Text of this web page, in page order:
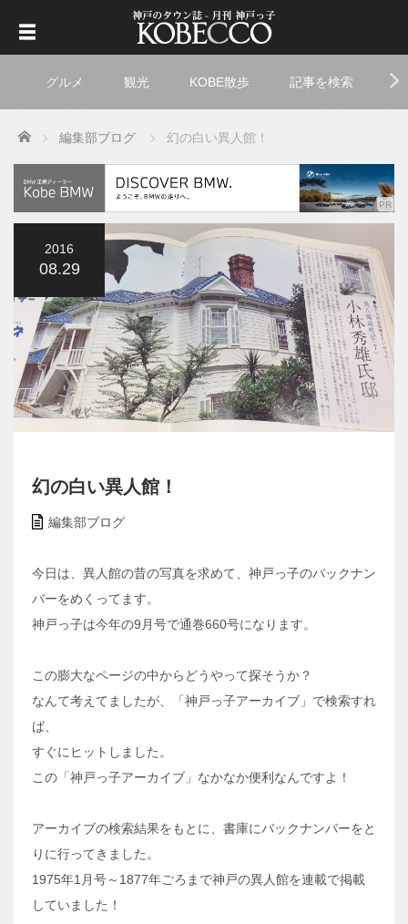
グルメ 観光 KOBE散歩 記事を検索
Home 編集部ブログ 幻の白い異人館！
2016
08.29
幻の白い異人館！
編集部ブログ
今日は、異人館の昔の写真を求めて、神戸っ子のバックナン
バーをめくってます。
神戸っ子は今年の9月号で通巻660号になります。
この膨大なページの中からどうやって探そうか？
なんて考えてましたが、「神戸っ子アーカイブ」で検索すれ
ば、
すぐにヒットしました。
この「神戸っ子アーカイブ」なかなか便利なんですよ！
アーカイブの検索結果をもとに、書庫にバックナンバーをと
りに行ってきました。
1975年1月号～1877年ごろまで神戸の異人館を連載で掲載
していました！